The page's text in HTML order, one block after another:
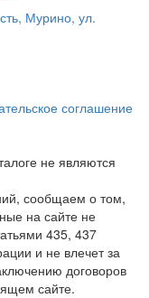
Мурино, ул.
соглашение
не являются
сообщаем о том,
на сайте не
435, 437
и не влечет за
договоров
сайте.